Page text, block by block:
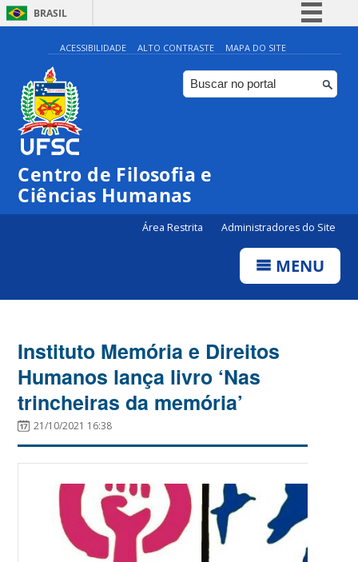
BRASIL
Simplifique!
Comunica BR
Participe
ACESSIBILIDADE ALTO CONTRASTE MAPA DO SITE
Centro de Filosofia e
Ciências Humanas
Área Restrita Administradores do Site
MENU
Instituto Memória e Direitos
Humanos lança livro ‘Nas
trincheiras da memória’
21/10/2021 16:38